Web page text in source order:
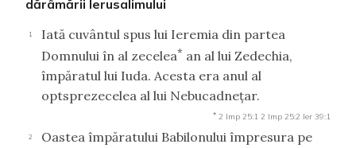
dărâmării Ierusalimului
1
Iată cuvântul spus lui Ieremia din partea
Domnului în al zecelea* an al lui Zedechia,
împăratul lui Iuda. Acesta era anul al
optsprezecelea al lui Nebucadneţar.
* 2 Imp 25:1 2 Imp 25:2 Ier 39:1
2
Oastea împăratului Babilonului împresura pe